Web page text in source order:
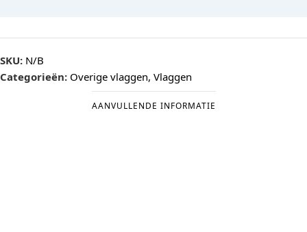
SKU: N/B
Categorieën: Overige vlaggen, Vlaggen
AANVULLENDE INFORMATIE